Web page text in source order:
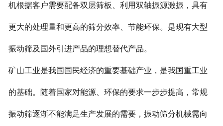
机根据客户需要配备双层筛板、利用双轴振源激振，具有
更大的处理量和更高的筛分效率、节能环保。是现有大型
振动筛及国外引进产品的理想替代产品。
矿山工业是我国国民经济的重要基础产业，是我国重工业
的基础。随着国家对能源、环保的要求一步步提高，常规
振动筛逐渐不能满足生产发展的需要，振动筛分机械需向